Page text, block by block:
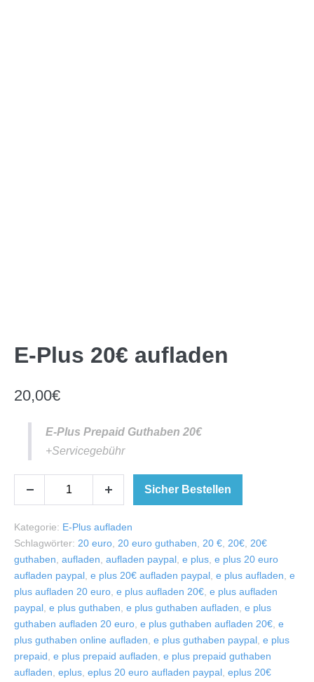
E-Plus 20€ aufladen
20,00€
E-Plus Prepaid Guthaben 20€
+Servicegebühr
Sicher Bestellen
Kategorie: E-Plus aufladen
Schlagwörter: 20 euro, 20 euro guthaben, 20 €, 20€, 20€
guthaben, aufladen, aufladen paypal, e plus, e plus 20 euro
aufladen paypal, e plus 20€ aufladen paypal, e plus aufladen, e
plus aufladen 20 euro, e plus aufladen 20€, e plus aufladen
paypal, e plus guthaben, e plus guthaben aufladen, e plus
guthaben aufladen 20 euro, e plus guthaben aufladen 20€, e
plus guthaben online aufladen, e plus guthaben paypal, e plus
prepaid, e plus prepaid aufladen, e plus prepaid guthaben
aufladen, eplus, eplus 20 euro aufladen paypal, eplus 20€